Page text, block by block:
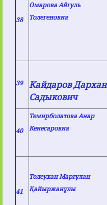
38
Омарова Айгуль
Толегеновна
39
Кайдаров Дархан
Садыкович
40
Темирболатова Анар
Кенесаровна
41
Төлеухан Марғұлан
Қайыржанұлы